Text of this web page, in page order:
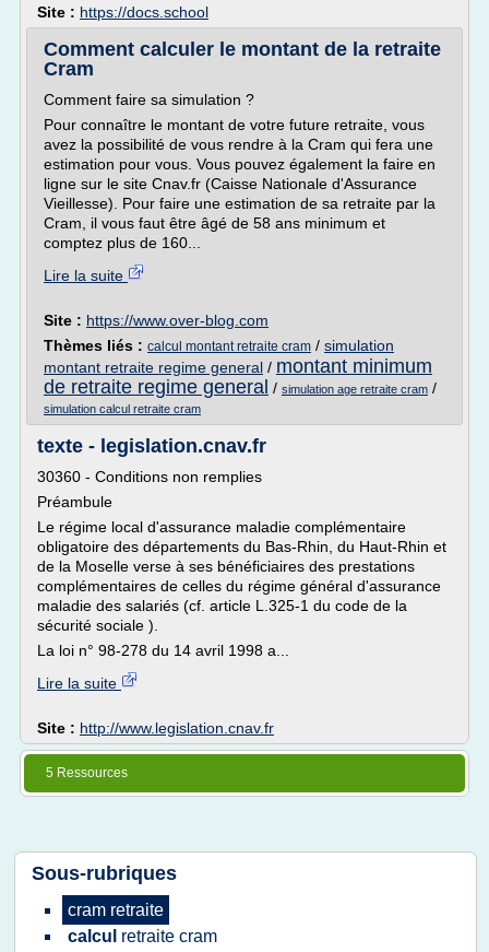
Site : https://docs.school
Comment calculer le montant de la retraite
Cram
Comment faire sa simulation ?
Pour connaître le montant de votre future retraite, vous
avez la possibilité de vous rendre à la Cram qui fera une
estimation pour vous. Vous pouvez également la faire en
ligne sur le site Cnav.fr (Caisse Nationale d'Assurance
Vieillesse). Pour faire une estimation de sa retraite par la
Cram, il vous faut être âgé de 58 ans minimum et
comptez plus de 160...
Lire la suite
Site : https://www.over-blog.com
Thèmes liés : calcul montant retraite cram / simulation
montant retraite regime general / montant minimum
de retraite regime general / simulation age retraite cram /
simulation calcul retraite cram
texte - legislation.cnav.fr
30360 - Conditions non remplies
Préambule
Le régime local d'assurance maladie complémentaire
obligatoire des départements du Bas-Rhin, du Haut-Rhin et
de la Moselle verse à ses bénéficiaires des prestations
complémentaires de celles du régime général d'assurance
maladie des salariés (cf. article L.325-1 du code de la
sécurité sociale ).
La loi n° 98-278 du 14 avril 1998 a...
Lire la suite
Site : http://www.legislation.cnav.fr
5 Ressources
Sous-rubriques
cram retraite
calcul retraite cram